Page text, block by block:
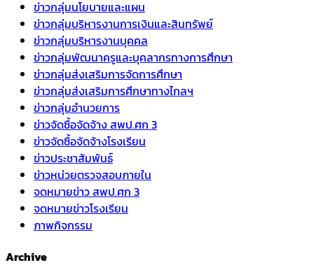
ข่าวกลุ่มนโยบายและแผน
ข่าวกลุ่มบริหารงานการเงินและสินทรัพย์
ข่าวกลุ่มบริหารงานบุคคล
ข่าวกลุ่มพัฒนาครูและบุคลากรทางการศึกษา
ข่าวกลุ่มส่งเสริมการจัดการศึกษา
ข่าวกลุ่มส่งเสริมการศึกษาทางไกลฯ
ข่าวกลุ่มอำนวยการ
ข่าวจัดซื้อจัดจ้าง สพป.ศก 3
ข่าวจัดซื้อจัดจ้างโรงเรียน
ข่าวประชาสัมพันธ์
ข่าวหน่วยตรวจสอบภายใน
จดหมายข่าว สพป.ศก 3
จดหมายข่าวโรงเรียน
ภาพกิจกรรม
Archive